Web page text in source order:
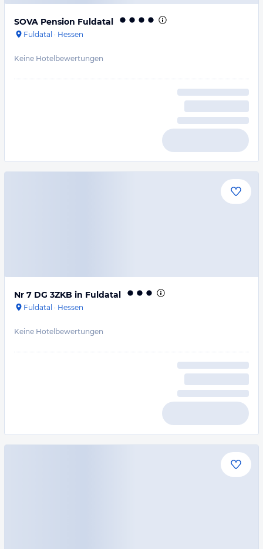
SOVA Pension Fuldatal
Fuldatal · Hessen
Keine Hotelbewertungen
Nr 7 DG 3ZKB in Fuldatal
Fuldatal · Hessen
Keine Hotelbewertungen